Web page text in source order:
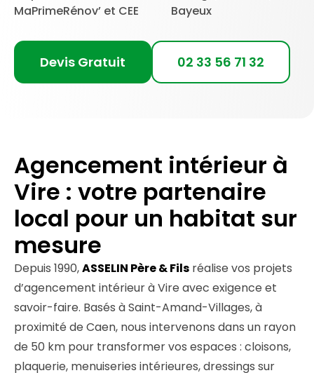
MaPrimeRénov’ et CEE
Bayeux
Devis Gratuit 02 33 56 71 32
Agencement intérieur à
Vire : votre partenaire
local pour un habitat sur
mesure
Depuis 1990,ASSELIN Père & Fils réalise vos projets
d’agencement intérieur à Vire avec exigence et
savoir-faire. Basés à Saint-Amand-Villages, à
proximité de Caen, nous intervenons dans un rayon
de 50 km pour transformer vos espaces : cloisons,
plaquerie, menuiseries intérieures, dressings sur